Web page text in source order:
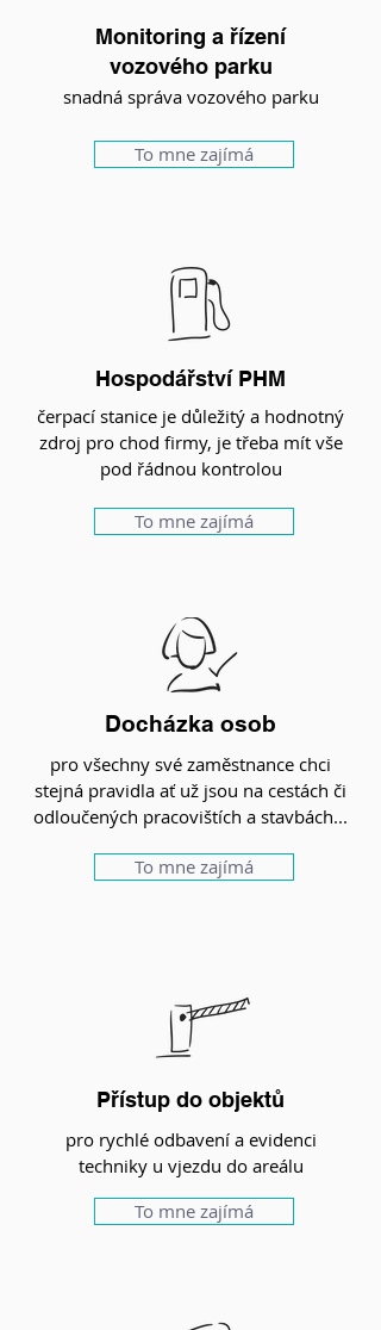
Monitoring a řízení
vozového parku
snadná správa vozového parku
To mne zajímá
Hospodářství PHM
čerpací stanice je důležitý a hodnotný
zdroj pro chod firmy, je třeba mít vše
pod řádnou kontrolou
To mne zajímá
Docházka osob
pro všechny své zaměstnance chci
stejná pravidla ať už jsou na cestách či
odloučených pracovištích a stavbách...
To mne zajímá
Přístup do objektů
pro rychlé odbavení a evidenci
techniky u vjezdu do areálu
To mne zajímá